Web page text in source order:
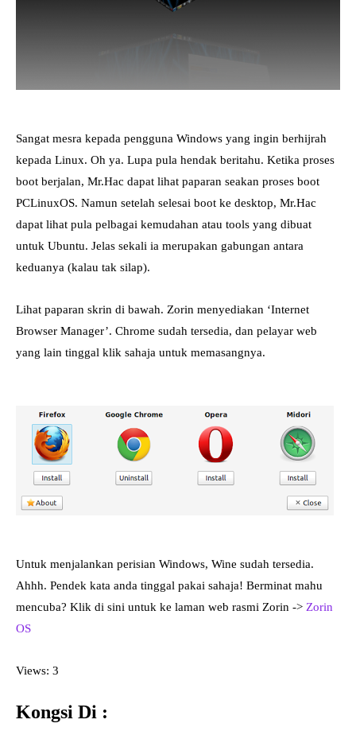
Sangat mesra kepada pengguna Windows yang ingin berhijrah
kepada Linux. Oh ya. Lupa pula hendak beritahu. Ketika proses
boot berjalan, Mr.Hac dapat lihat paparan seakan proses boot
PCLinuxOS. Namun setelah selesai boot ke desktop, Mr.Hac
dapat lihat pula pelbagai kemudahan atau tools yang dibuat
untuk Ubuntu. Jelas sekali ia merupakan gabungan antara
keduanya (kalau tak silap).
Lihat paparan skrin di bawah. Zorin menyediakan ‘Internet
Browser Manager’. Chrome sudah tersedia, dan pelayar web
yang lain tinggal klik sahaja untuk memasangnya.
Untuk menjalankan perisian Windows, Wine sudah tersedia.
Ahhh. Pendek kata anda tinggal pakai sahaja! Berminat mahu
mencuba? Klik di sini untuk ke laman web rasmi Zorin -> Zorin
OS
Views: 3
Kongsi Di :